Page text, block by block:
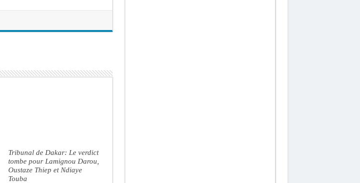
Tribunal de Dakar: Le verdict
tombe pour Lamignou Darou,
Oustaze Thiep et Ndiaye
Touba